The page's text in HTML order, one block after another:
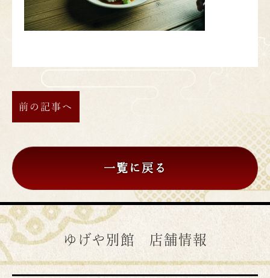
前の記事へ
一覧に戻る
ゆげや別館 店舗情報